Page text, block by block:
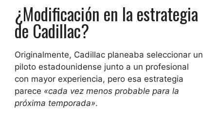
¿Modificación en la estrategia
de Cadillac?
Originalmente, Cadillac planeaba seleccionar un
piloto estadounidense junto a un profesional
con mayor experiencia, pero esa estrategia
parece «cada vez menos probable para la
próxima temporada».